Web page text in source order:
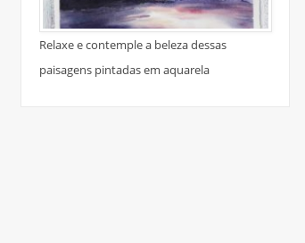
Relaxe e contemple a beleza dessas
paisagens pintadas em aquarela